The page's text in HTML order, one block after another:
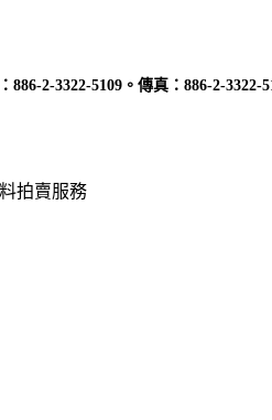
886-2-3322-5109。傳真： 886-2-3322-
拍賣服務